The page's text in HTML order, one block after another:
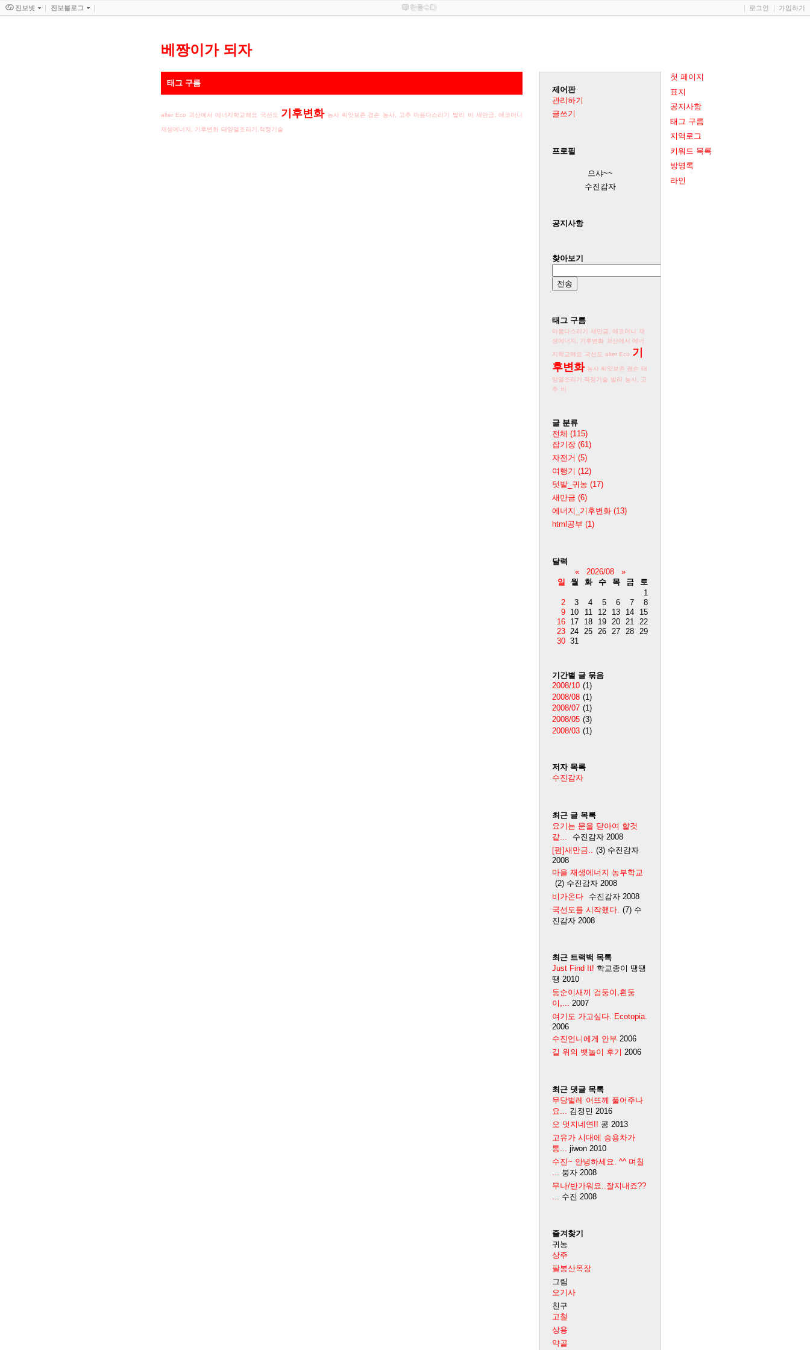
베짱이가 되자
첫 페이지
표지
공지사항
태그 구름
지역로그
키워드 목록
방명록
라인
태그 구름
alter Eco 괴산에서 에너지학교해요 국선도 기후변화 농사 씨앗보존 겸손 농사, 고추 마음다스리기 발리 비 새만금, 에코머니
재생에너지, 기후변화 태양열조리기,적정기술
제어판
관리하기
글쓰기
프로필
으샤~~
수진감자
공지사항
찾아보기
태그 구름
마음다스리기 새만금, 에코머니
재
생에너지, 기후변화
괴산에서 에너
지학교해요
국선도 alter Eco 기
후변화 농사 씨앗보존 겸손 태
양열조리기,적정기술 발리
농사, 고
추 비
글 분류
전체 (115)
잡기장 (61)
자전거 (5)
여행기 (12)
텃밭_귀농 (17)
새만금 (6)
에너지_기후변화 (13)
html공부 (1)
달력
«
2026/08
»
일
월 화 수 목 금
토
1
2
3 4 5 6 7
8
9 10 11 12 13 14
15
16 17 18 19 20 21
22
23 24 25 26 27 28
29
30 31
기간별 글 묶음
2008/10 (1)
2008/08 (1)
2008/07 (1)
2008/05 (3)
2008/03 (1)
저자 목록
수진감자
최근 글 목록
요기는 문을 닫아여 할것
같...
수진감자 2008
[펌]새만금..
(3) 수진감자
2008
마을 재생에너지 농부학교
(2) 수진감자 2008
비가온다
수진감자 2008
국선도를 시작했다.
(7) 수
진감자 2008
최근 트랙백 목록
Just Find It! 학교종이 땡땡
땡 2010
동순이새끼 검둥이,흰둥
이,... 2007
여기도 가고싶다. Ecotopia.
2006
수진언니에게 안부 2006
길 위의 뱃놀이 후기 2006
최근 댓글 목록
무당벌레 어뜨께 풀어주나
요...
김정민 2016
오 멋지네연!! 콩 2013
고유가 시대에 승용차가
통...
jiwon 2010
수진~ 안녕하세요. ^^ 며칠
붕자 2008
무나/반가워요..잘지내죠??
수진 2008
즐겨찾기
귀농
상주
팔봉산목장
그림
오기사
친구
고철
상용
약골
진보넷 진보블로그 로그인 가입하기